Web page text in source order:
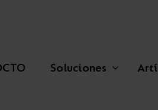
Soluciones